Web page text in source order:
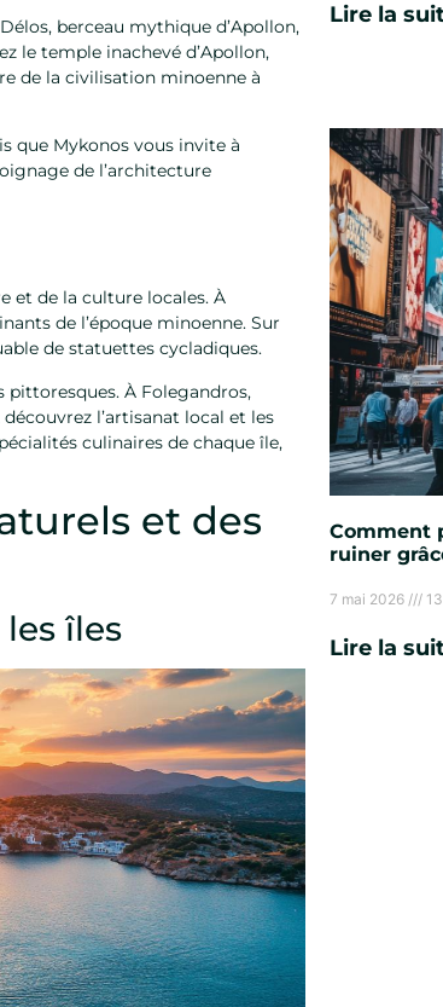
berceau mythique d’Apollon,
le temple inachevé d’Apollon,
de la civilisation minoenne à
que Mykonos vous invite à
de l’architecture
et de la culture locales. À
de l’époque minoenne. Sur
de statuettes cycladiques.
À Folegandros,
l’artisanat local et les
culinaires de chaque île,
et des
îles
Lire la
Comment
ruiner
7 mai 2026
Lire la